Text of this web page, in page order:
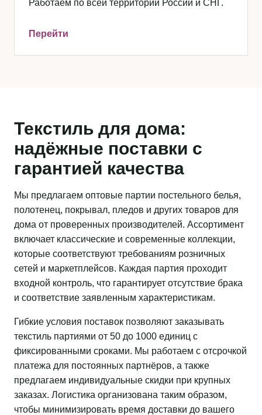
Работаем по всей территории России и СНГ.
Перейти
Текстиль для дома:
надёжные поставки с
гарантией качества
Мы предлагаем оптовые партии постельного белья,
полотенец, покрывал, пледов и других товаров для
дома от проверенных производителей. Ассортимент
включает классические и современные коллекции,
которые соответствуют требованиям розничных
сетей и маркетплейсов. Каждая партия проходит
входной контроль, что гарантирует отсутствие брака
и соответствие заявленным характеристикам.
Гибкие условия поставок позволяют заказывать
текстиль партиями от 50 до 1000 единиц с
фиксированными сроками. Мы работаем с отсрочкой
платежа для постоянных партнёров, а также
предлагаем индивидуальные скидки при крупных
заказах. Логистика организована таким образом,
чтобы минимизировать время доставки до вашего